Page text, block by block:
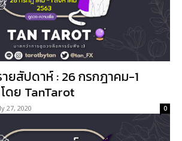
ยสัปดาห์ : 26 กรกฎาคม-1
ดย TanTarot
27, 2020 0